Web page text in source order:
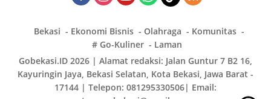
Bekasi Ekonomi Bisnis Olahraga
Komunitas
# Go-Kuliner
Laman
Gobekasi.ID 2026 | Alamat redaksi: Jalan Guntur 7 B2 16,
Kayuringin Jaya, Bekasi Selatan, Kota Bekasi, Jawa Barat -
17144 | Telepon: 081295330506| Email: